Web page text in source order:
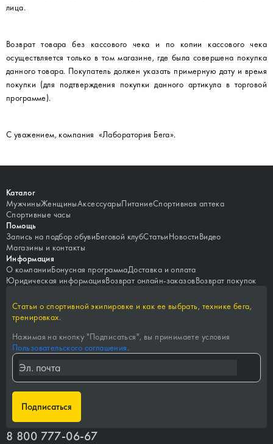
лица.
Возврат товара без кассового чека и по копии кассового чека
осуществляется только в том магазине, где была совершена покупка
данного товара. Покупатель должен указать примерную дату и время
покупки (для подтверждения покупки данного артикула в торговой
программе).
С уважением, компания «Лаборатория Бега».
Каталог
МужчиныЖенщиныАксессуарыПитаниеСпортивная аптека
Спортивные часы
Помощь
Запись на подбор обувиБеговой клубСтатьиНовостиВидео
Магазины и контакты
Информация
О компанииБонусная программаДоставка и оплата
Юридическая информацияВозврат онлайн-заказовВозврат покупок
Статьи о спортивной экипировке и как ее выбрать, технике бега,
тренировках.
Нажимая на кнопку "Подписаться", вы принимаете условия
Пользовательского соглашения.
Подписаться
8 800 777-06-67